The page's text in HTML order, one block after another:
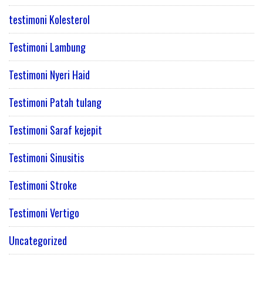
testimoni Kolesterol
Testimoni Lambung
Testimoni Nyeri Haid
Testimoni Patah tulang
Testimoni Saraf kejepit
Testimoni Sinusitis
Testimoni Stroke
Testimoni Vertigo
Uncategorized